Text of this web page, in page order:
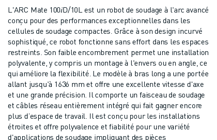
LOGICIEL DE SIMULATION
PRODUITS DE ROBOTIQUE ÉDUCATIVE
AUTOMATISATION DES ROBOTS
ROBOTS DE SOUDAGE À L'ARC
ROBOTS ARTICULÉS
SÉRIE ARC MATE
SÉRIE M-900
ROBOTS DELTA
ROBOTS POUR L'ALIMENTATION ET LES SALLES BLANCHES
ROBOTS DE PEINTURE
ROBOTS PALETTISEURS
L'ARC Mate 100𝑖D/10L est un robot de soudage à l'arc avancé
conçu pour des performances exceptionnelles dans les
cellules de soudage compactes. Grâce à son design incurvé
sophistiqué, ce robot fonctionne sans effort dans les espaces
restreints. Son faible encombrement permet une installation
polyvalente, y compris un montage à l'envers ou en angle, ce
qui améliore la flexibilité. Le modèle à bras long a une portée
allant jusqu'à 1636 mm et offre une excellente vitesse d'axe
et une grande précision. Il comporte un faisceau de soudage
et câbles réseau entièrement intégré qui fait gagner encore
plus d’espace de travail. Il est conçu pour les installations
étroites et offre polyvalence et fiabilité pour une variété
d'applications de soudage impliquant des pièces